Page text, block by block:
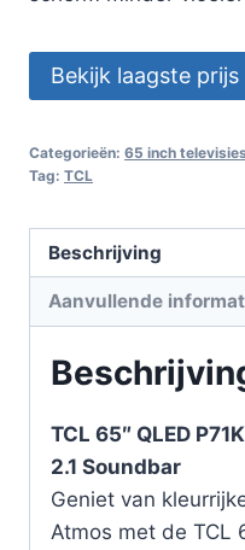
Bekijk laagste prijs
Categorieën: 65 inch televisies
Tag: TCL
Beschrijving
Aanvullende
TCL 65″ QLED
2.1 Soundbar
Geniet van
Atmos met de TCL